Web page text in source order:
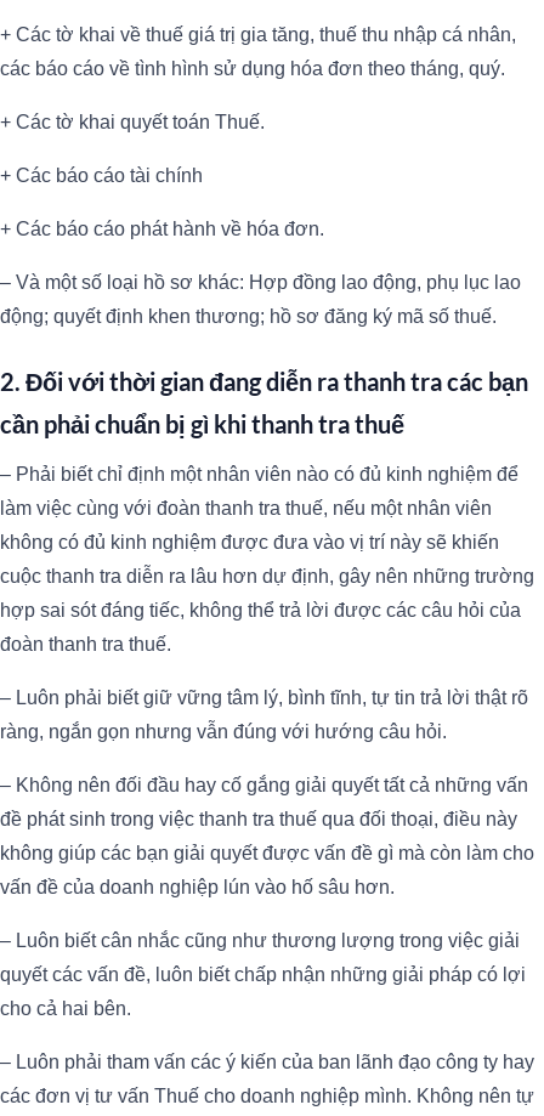
+ Các tờ khai về thuế giá trị gia tăng, thuế thu nhập cá nhân,
các báo cáo về tình hình sử dụng hóa đơn theo tháng, quý.
+ Các tờ khai quyết toán Thuế.
+ Các báo cáo tài chính
+ Các báo cáo phát hành về hóa đơn.
– Và một số loại hồ sơ khác: Hợp đồng lao động, phụ lục lao
động; quyết định khen thương; hồ sơ đăng ký mã số thuế.
2. Đối với thời gian đang diễn ra thanh tra các bạn
cần phải chuẩn bị gì khi thanh tra thuế
– Phải biết chỉ định một nhân viên nào có đủ kinh nghiệm để
làm việc cùng với đoàn thanh tra thuế, nếu một nhân viên
không có đủ kinh nghiệm được đưa vào vị trí này sẽ khiến
cuộc thanh tra diễn ra lâu hơn dự định, gây nên những trường
hợp sai sót đáng tiếc, không thể trả lời được các câu hỏi của
đoàn thanh tra thuế.
– Luôn phải biết giữ vững tâm lý, bình tĩnh, tự tin trả lời thật rõ
ràng, ngắn gọn nhưng vẫn đúng với hướng câu hỏi.
– Không nên đối đầu hay cố gắng giải quyết tất cả những vấn
đề phát sinh trong việc thanh tra thuế qua đối thoại, điều này
không giúp các bạn giải quyết được vấn đề gì mà còn làm cho
vấn đề của doanh nghiệp lún vào hố sâu hơn.
– Luôn biết cân nhắc cũng như thương lượng trong việc giải
quyết các vấn đề, luôn biết chấp nhận những giải pháp có lợi
cho cả hai bên.
– Luôn phải tham vấn các ý kiến của ban lãnh đạo công ty hay
các đơn vị tư vấn Thuế cho doanh nghiệp mình. Không nên tự